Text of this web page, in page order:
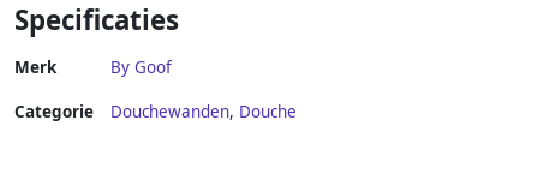
Specificaties
Merk By Goof
Categorie Douchewanden, Douche